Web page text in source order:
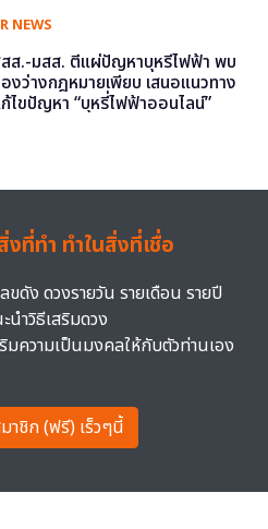
NEWS
ส.-มสส. ตีแผ่ปัญหาบุหรี่ไฟฟ้า พบ
งว่างกฎหมายเพียบ เสนอแนวทาง
ไขปัญหา “บุหรี่ไฟฟ้าออนไลน์”
ที่ทำ ทำในสิ่งที่เชื่อ
ขดัง ดวงรายวัน รายเดือน รายปี
ำวิธีเสริมดวง
มความเป็นมงคลให้กับตัวท่านเอง
าชิก (ฟรี) เร็วๆนี้